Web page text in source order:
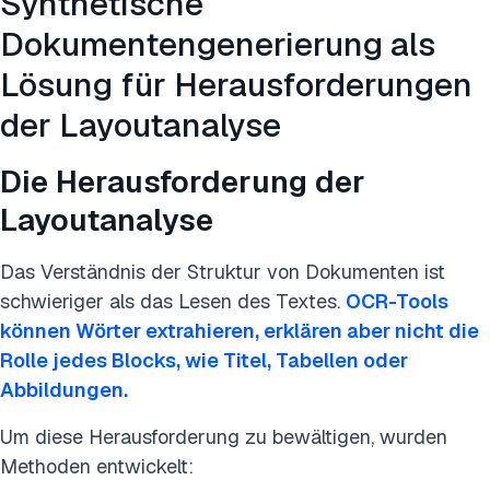
Dokumentengenerierung als
Lösung für Herausforderungen
der Layoutanalyse
Die Herausforderung der
Layoutanalyse
Das Verständnis der Struktur von Dokumenten ist
schwieriger als das Lesen des Textes. OCR-Tools
können Wörter extrahieren, erklären aber nicht die
Rolle jedes Blocks, wie Titel, Tabellen oder
Abbildungen.
Um diese Herausforderung zu bewältigen, wurden
Methoden entwickelt: